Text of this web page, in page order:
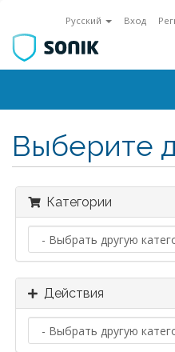
Русский Вход
Выберите
Категории
Действия